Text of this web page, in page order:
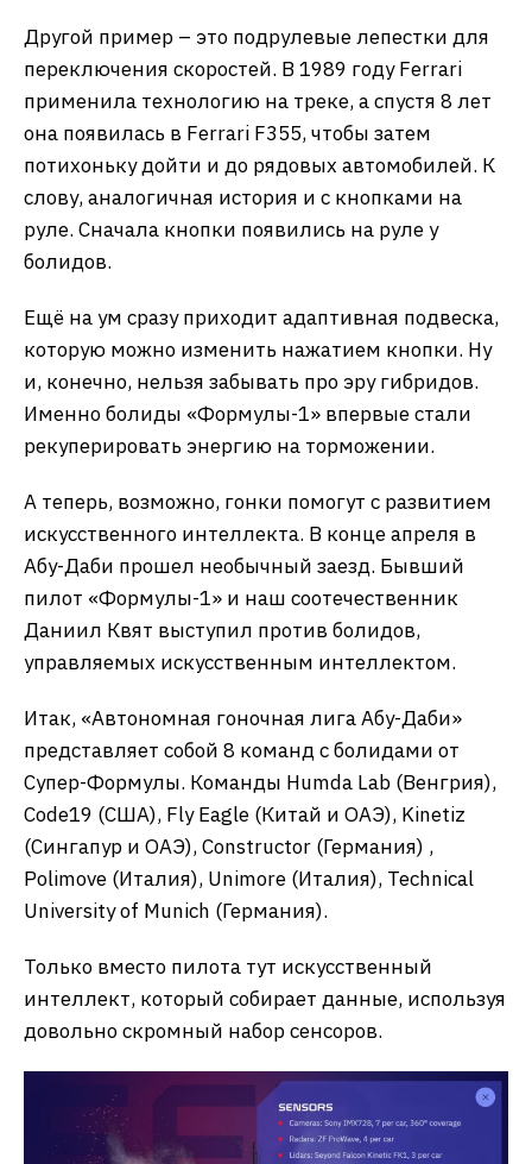
Другой пример – это подрулевые лепестки для
переключения скоростей. В 1989 году Ferrari
применила технологию на треке, а спустя 8 лет
она появилась в Ferrari F355, чтобы затем
потихоньку дойти и до рядовых автомобилей. К
слову, аналогичная история и с кнопками на
руле. Сначала кнопки появились на руле у
болидов.
Ещё на ум сразу приходит адаптивная подвеска,
которую можно изменить нажатием кнопки. Ну
и, конечно, нельзя забывать про эру гибридов.
Именно болиды «Формулы-1» впервые стали
рекуперировать энергию на торможении.
А теперь, возможно, гонки помогут с развитием
искусственного интеллекта. В конце апреля в
Абу-Даби прошел необычный заезд. Бывший
пилот «Формулы-1» и наш соотечественник
Даниил Квят выступил против болидов,
управляемых искусственным интеллектом.
Итак, «Автономная гоночная лига Абу-Даби»
представляет собой 8 команд с болидами от
Супер-Формулы. Команды Humda Lab (Венгрия),
Code19 (США), Fly Eagle (Китай и ОАЭ), Kinetiz
(Сингапур и ОАЭ), Constructor (Германия) ,
Polimove (Италия), Unimore (Италия), Technical
University of Munich (Германия).
Только вместо пилота тут искусственный
интеллект, который собирает данные, используя
довольно скромный набор сенсоров.